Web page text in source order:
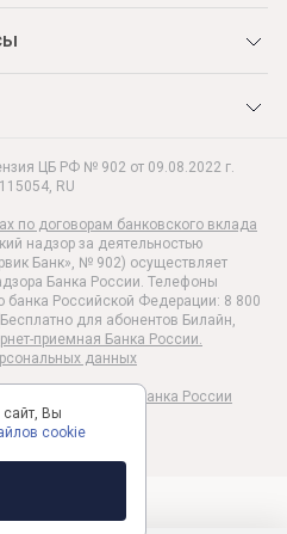
ЦБ РФ № 902 от 09.08.2022 г.
115054, RU
по договорам банковского вклада
надзор за деятельностью
Банк», № 902) осуществляет
Банка России. Телефоны
банка Российской Федерации: 8 800
для абонентов Билайн,
приемная Банка России.
данных
c Указанием Банка России
Вы
cookie